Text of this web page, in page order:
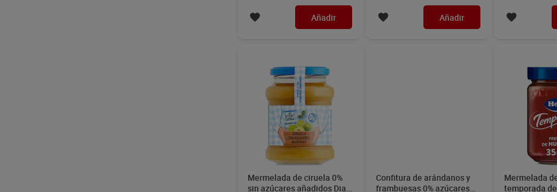
Añadir Añadir
Mermelada de ciruela 0%
sin azúcares añadidos Dia
Confitura de arándanos y
frambuesas 0% azúcares
Mermelada
temporada